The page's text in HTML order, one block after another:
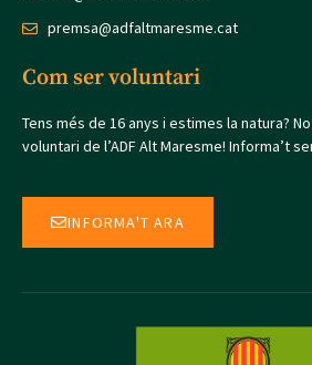
premsa@adfaltmaresme.cat
Com ser voluntari
Tens més de 16 anys i estimes la natura?
voluntari de l’ADF Alt Maresme! Informa’t
INFORMA'T ARA